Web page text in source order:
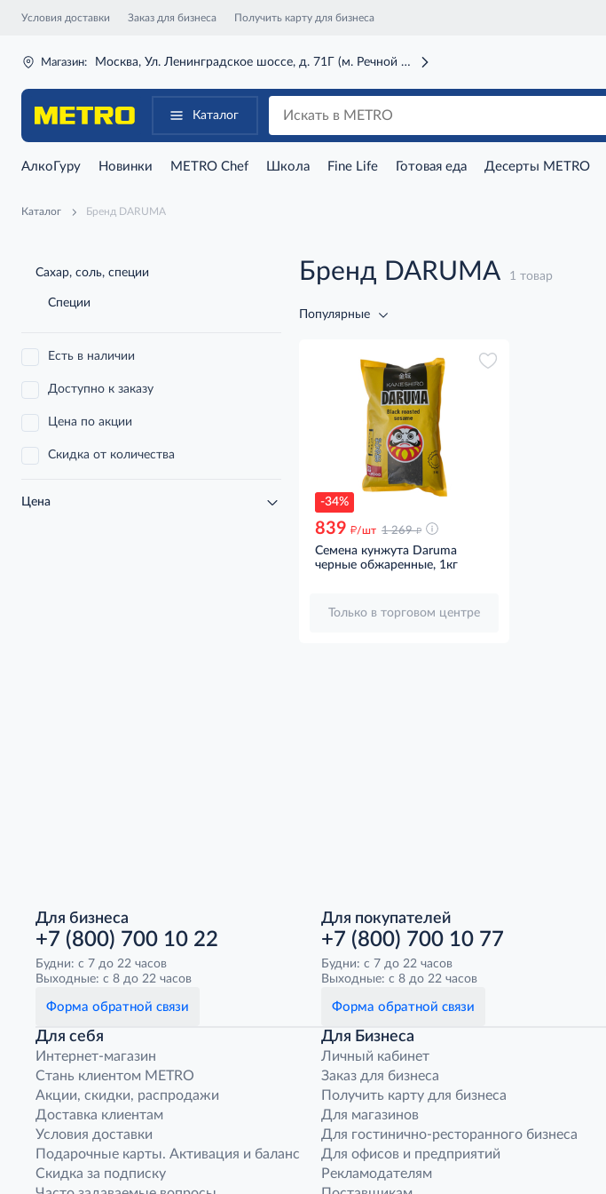
Условия доставки Заказ для бизнеса Получить карту для бизнеса
Магазин: Москва, Ул. Ленинградское шоссе, д. 71Г (м. Речной вокзал)
Каталог
АлкоГуру Новинки METRO Chef Школа Fine Life Готовая еда Десерты METRO
Каталог Бренд DARUMA
Сахар, соль, специи
Специи
Есть в наличии
Доступно к заказу
Цена по акции
Скидка от количества
Цена
Бренд DARUMA 1 товар
Популярные
-34%
839 д/шт 1 269 д
Семена кунжута Daruma
черные обжаренные, 1кг
Только в торговом центре
Для бизнеса
+7 (800) 700 10 22
Будни: с 7 до 22 часов
Выходные: с 8 до 22 часов
Форма обратной связи
Для покупателей
+7 (800) 700 10 77
Будни: с 7 до 22 часов
Выходные: с 8 до 22 часов
Форма обратной связи
Для себя
Интернет-магазин
Стань клиентом METRO
Акции, скидки, распродажи
Доставка клиентам
Условия доставки
Подарочные карты. Активация и баланс
Скидка за подписку
Для Бизнеса
Личный кабинет
Заказ для бизнеса
Получить карту для бизнеса
Для магазинов
Для гостинично-ресторанного бизнеса
Для офисов и предприятий
Рекламодателям